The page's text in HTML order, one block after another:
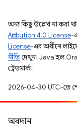
অন্য কিছু উল্লেখ না করা
Attribution 4.0 License-
License-এর অধীনে
নীতিদেখুন। Java হল
ট্রেডমার্ক।
2026-04-30 UTC-তে
অবদান